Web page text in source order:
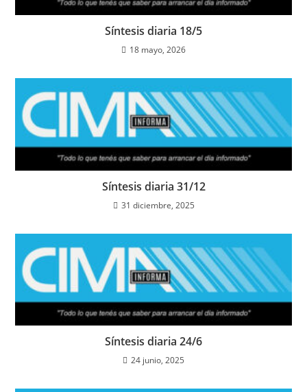
Síntesis diaria 18/5
18 mayo, 2026
Síntesis diaria 31/12
31 diciembre, 2025
Síntesis diaria 24/6
24 junio, 2025